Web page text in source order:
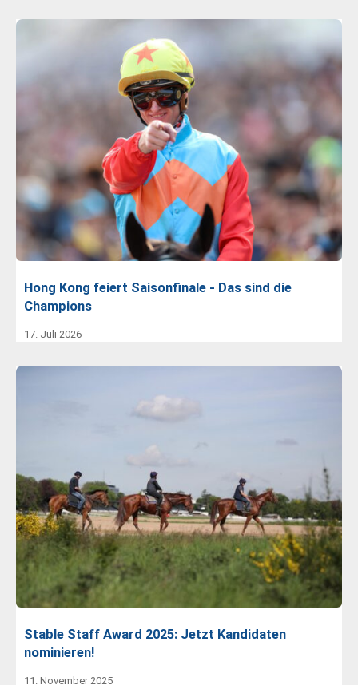
Hong Kong feiert Saisonfinale - Das sind die
Champions
17. Juli 2026
Stable Staff Award 2025: Jetzt Kandidaten
nominieren!
11. November 2025